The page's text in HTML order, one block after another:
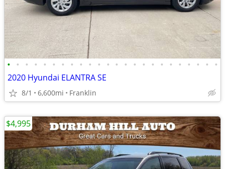
• • • • • • • • • • • • • • • • • • • • • • • •
2020 Hyundai ELANTRA SE
8/1 6,600mi Franklin
$4,995